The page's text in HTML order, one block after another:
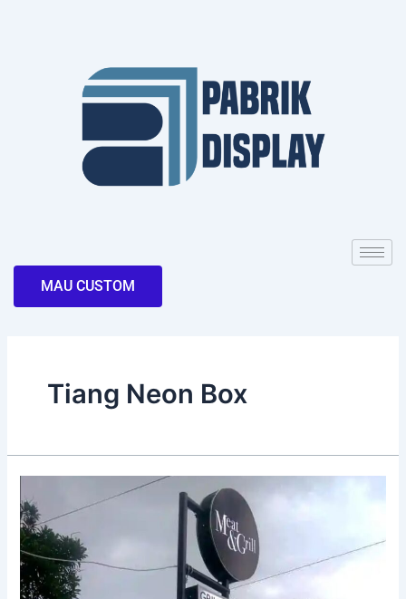
MAU CUSTOM
Tiang Neon Box
Neon
Box,
Penyangga
Kuat
untuk